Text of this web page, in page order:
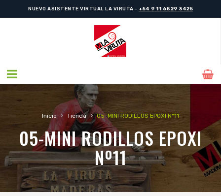
NUEVO ASISTENTE VIRTUAL LA VIRUTA - +54 9 11 6829 3425
Inicio › Tienda › 05-MINI RODILLOS EPOXI Nº11
05-MINI RODILLOS EPOXI
Nº11